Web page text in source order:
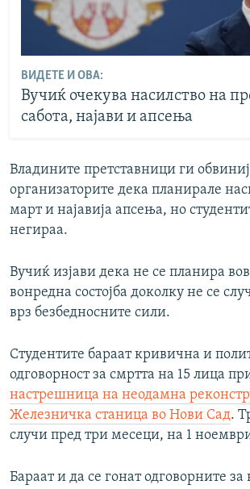
ВИДЕТЕ И ОВА:
Вучиќ очекува насилство на
сабота, најави и апсења
Владините претставници ги
организаторите дека планирале
март и најавија апсења, но
негираа.
Вучиќ изјави дека не се планира
вонредна состојба доколку не се
врз безбедносните сили.
Студентите бараат кривична и
одговорност за смртта на 15 лица
настрешница на неодамна
Железничка станица во Нови Сад.
случи пред три месеци, на 1
Бараат и да се гонат одговорните за